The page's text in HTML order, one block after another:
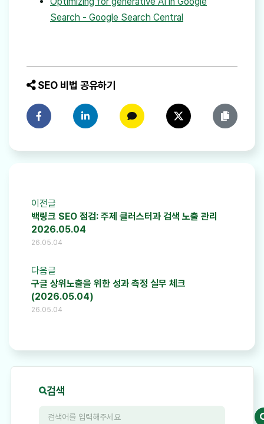
Search - Google Search Central
SEO 비법 공유하기
페이스북에 공유하기링크드인에 공유하기카카오톡에 공유하기트위터에 공유하기링크 복사
이전글
백링크 SEO 점검: 주제 클러스터과 검색 노출 관리
2026.05.04
26.05.04
다음글
구글 상위노출을 위한 성과 측정 실무 체크
(2026.05.04)
26.05.04
검색